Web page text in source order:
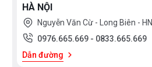
HÀ NỘI
Nguyễn Văn Cừ - Long Biên - HN
0976.665.669 - 0833.665.669
Dẫn đường